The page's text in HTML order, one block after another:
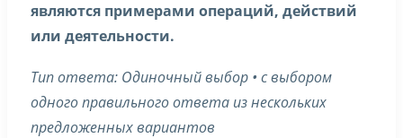
являются примерами операций, действий
или деятельности.
Тип ответа: Одиночный выбор • с выбором
одного правильного ответа из нескольких
предложенных вариантов